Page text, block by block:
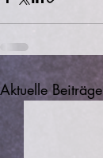
Aktuelle Beiträge